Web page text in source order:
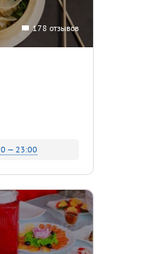
178 отзывов
— 23:00